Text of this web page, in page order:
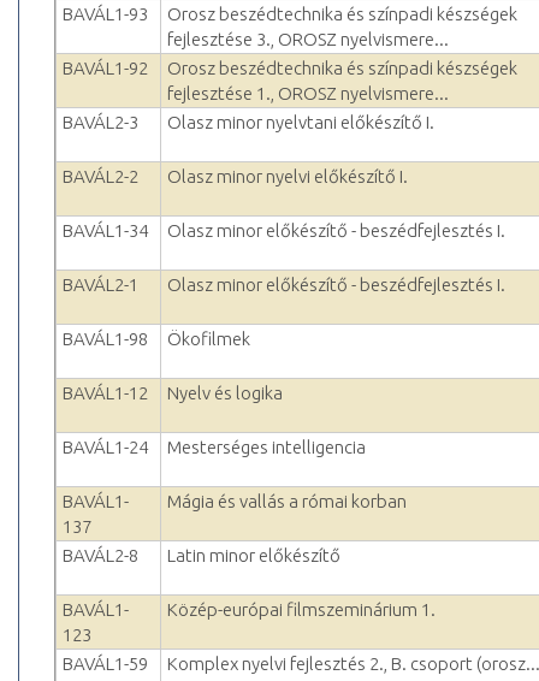
BAVÁL1-93
Orosz beszédtechnika és színpadi készségek
fejlesztése 3., OROSZ nyelvismere...
BAVÁL1-92
Orosz beszédtechnika és színpadi készségek
fejlesztése 1., OROSZ nyelvismere...
BAVÁL2-3
Olasz minor nyelvtani előkészítő I.
BAVÁL2-2 Olasz minor nyelvi előkészítő I.
BAVÁL1-34 Olasz minor előkészítő - beszédfejlesztés I.
BAVÁL2-1 Olasz minor előkészítő - beszédfejlesztés I.
BAVÁL1-98 Ökofilmek
BAVÁL1-12 Nyelv és logika
BAVÁL1-24 Mesterséges intelligencia
BAVÁL1-
137
Mágia és vallás a római korban
BAVÁL2-8 Latin minor előkészítő
BAVÁL1-
123
Közép-európai filmszeminárium 1.
BAVÁL1-59 Komplex nyelvi fejlesztés 2., B. csoport (orosz...